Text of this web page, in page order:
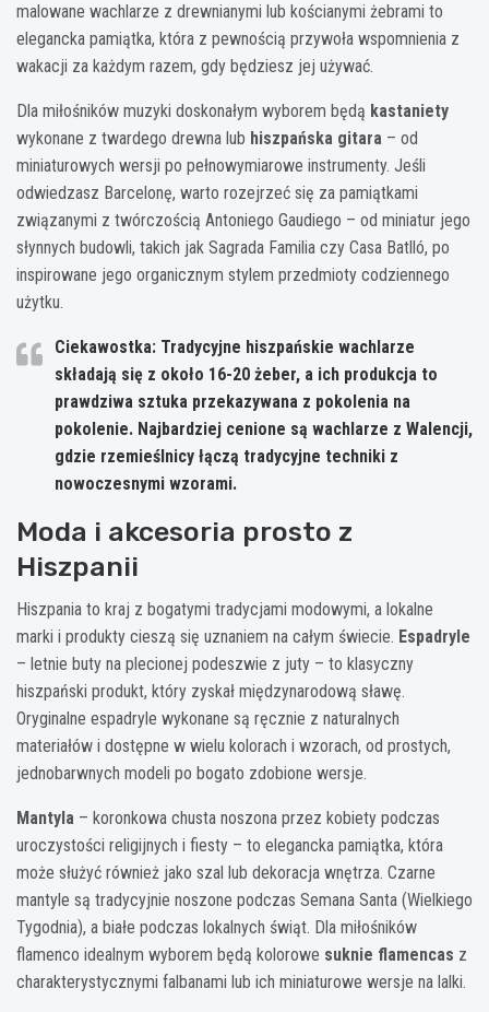
malowane wachlarze z drewnianymi lub kościanymi żebrami to
elegancka pamiątka, która z pewnością przywoła wspomnienia z
wakacji za każdym razem, gdy będziesz jej używać.
Dla miłośników muzyki doskonałym wyborem będą kastaniety
wykonane z twardego drewna lub hiszpańska gitara – od
miniaturowych wersji po pełnowymiarowe instrumenty. Jeśli
odwiedzasz Barcelonę, warto rozejrzeć się za pamiątkami
związanymi z twórczością Antoniego Gaudiego – od miniatur jego
słynnych budowli, takich jak Sagrada Familia czy Casa Batlló, po
inspirowane jego organicznym stylem przedmioty codziennego
użytku.
Ciekawostka: Tradycyjne hiszpańskie wachlarze
składają się z około 16-20 żeber, a ich produkcja to
prawdziwa sztuka przekazywana z pokolenia na
pokolenie. Najbardziej cenione są wachlarze z Walencji,
gdzie rzemieślnicy łączą tradycyjne techniki z
nowoczesnymi wzorami.
Moda i akcesoria prosto z
Hiszpanii
Hiszpania to kraj z bogatymi tradycjami modowymi, a lokalne
marki i produkty cieszą się uznaniem na całym świecie. Espadryle
– letnie buty na plecionej podeszwie z juty – to klasyczny
hiszpański produkt, który zyskał międzynarodową sławę.
Oryginalne espadryle wykonane są ręcznie z naturalnych
materiałów i dostępne w wielu kolorach i wzorach, od prostych,
jednobarwnych modeli po bogato zdobione wersje.
Mantyla – koronkowa chusta noszona przez kobiety podczas
uroczystości religijnych i fiesty – to elegancka pamiątka, która
może służyć również jako szal lub dekoracja wnętrza. Czarne
mantyle są tradycyjnie noszone podczas Semana Santa (Wielkiego
Tygodnia), a białe podczas lokalnych świąt. Dla miłośników
flamenco idealnym wyborem będą kolorowe suknie flamencas z
charakterystycznymi falbanami lub ich miniaturowe wersje na lalki.